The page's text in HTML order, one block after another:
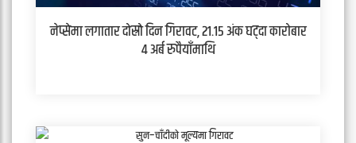
नेप्सेमा लगातार दोस्रो दिन गिरावट, २१.१५ अंक घट्दा कारोबार
४ अर्ब रुपैयाँमाथि